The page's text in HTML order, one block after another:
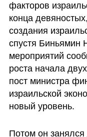
факторов
конца
создания
спустя Биньямин
мероприятий
роста начала
пост министра
израильской
новый уровень.
Потом он